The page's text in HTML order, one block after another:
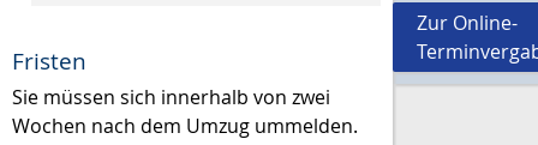
Fristen
Sie müssen sich innerhalb von zwei
Wochen nach dem Umzug ummelden.
Zur Online-